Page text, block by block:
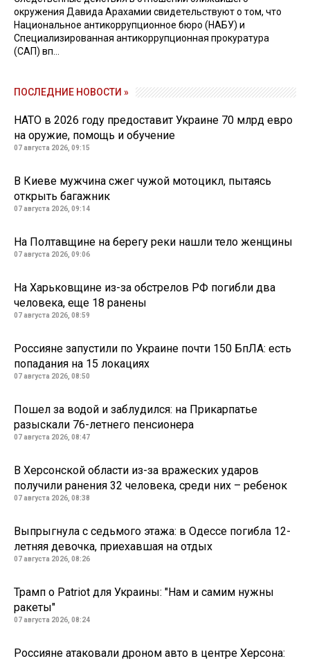
окружения Давида Арахамии свидетельствуют о том, что
Национальное антикоррупционное бюро (НАБУ) и
Специализированная антикоррупционная прокуратура
(САП) вп...
ПОСЛЕДНИЕ НОВОСТИ »
НАТО в 2026 году предоставит Украине 70 млрд евро
на оружие, помощь и обучение
07 августа 2026, 09:15
В Киеве мужчина сжег чужой мотоцикл, пытаясь
открыть багажник
07 августа 2026, 09:14
На Полтавщине на берегу реки нашли тело женщины
07 августа 2026, 09:06
На Харьковщине из-за обстрелов РФ погибли два
человека, еще 18 ранены
07 августа 2026, 08:59
Россияне запустили по Украине почти 150 БпЛА: есть
попадания на 15 локациях
07 августа 2026, 08:50
Пошел за водой и заблудился: на Прикарпатье
разыскали 76-летнего пенсионера
07 августа 2026, 08:47
В Херсонской области из-за вражеских ударов
получили ранения 32 человека, среди них – ребенок
07 августа 2026, 08:38
Выпрыгнула с седьмого этажа: в Одессе погибла 12-
летняя девочка, приехавшая на отдых
07 августа 2026, 08:26
Трамп о Patriot для Украины: "Нам и самим нужны
ракеты"
07 августа 2026, 08:24
Россияне атаковали дроном авто в центре Херсона: